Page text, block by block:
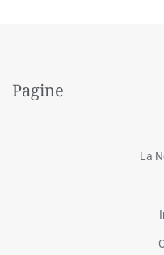
Pagine
La